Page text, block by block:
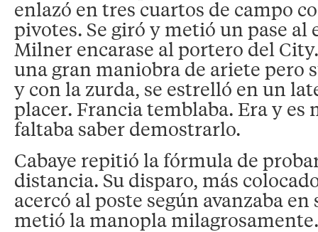
enlazó en tres cuartos de campo
pivotes. Se giró y metió un pase al
Milner encarase al portero del
una gran maniobra de ariete pero
y con la zurda, se estrelló en un
placer. Francia temblaba. Era y es
faltaba saber demostrarlo.
Cabaye repitió la fórmula de
distancia. Su disparo, más
acercó al poste según avanzaba
metió la manopla